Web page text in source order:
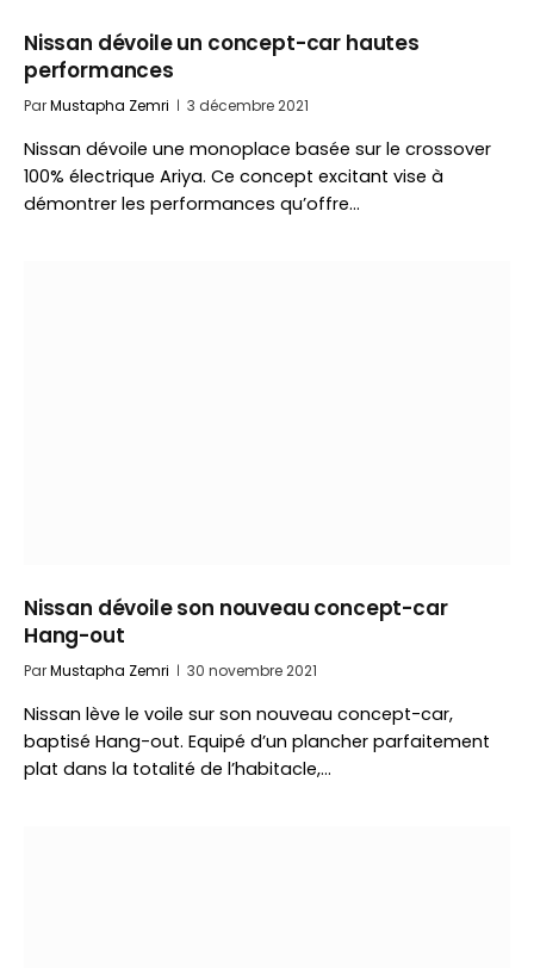
Nissan dévoile un concept-car hautes
performances
ParMustapha Zemri 3 décembre 2021
Nissan dévoile une monoplace basée sur le crossover
100% électrique Ariya. Ce concept excitant vise à
démontrer les performances qu’offre…
Nissan dévoile son nouveau concept-car
Hang-out
ParMustapha Zemri 30 novembre 2021
Nissan lève le voile sur son nouveau concept-car,
baptisé Hang-out. Equipé d’un plancher parfaitement
plat dans la totalité de l’habitacle,…